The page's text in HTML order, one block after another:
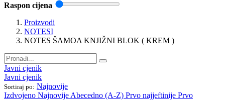
Raspon cijena
Proizvodi
NOTESI
NOTES ŠAMOA KNJIŽNI BLOK ( KREM )
Javni cjenik
Javni cjenik
Sortiraj po: Najnovije
Izdvojeno Najnovije Abecedno (A-Z) Prvo najjeftinije Prvo